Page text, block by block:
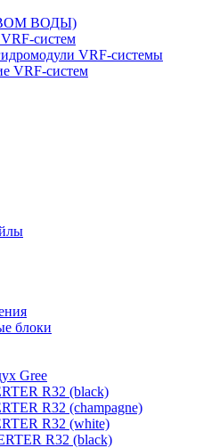
ВОДЫ)
систем
VRF-системы
VRF-систем
блоки
Gree
R32 (black)
R32 (champagne)
R32 (white)
R32 (black)